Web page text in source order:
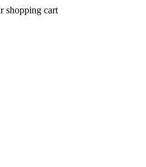
shopping cart